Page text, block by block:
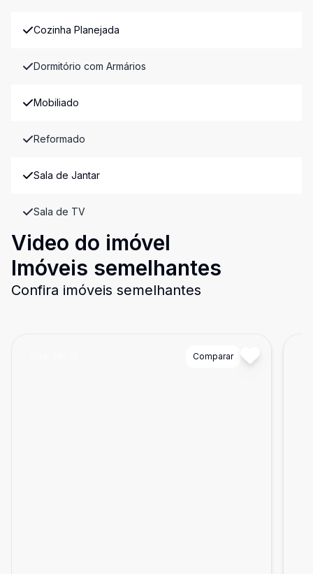
Cozinha Planejada
Dormitório com Armários
Mobiliado
Reformado
Sala de Jantar
Sala de TV
Video do imóvel
Imóveis semelhantes
Confira imóveis semelhantes
Comparar